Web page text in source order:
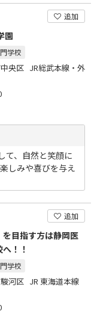
追加
園
学校
央区 JR総武本線・外
て、自然と笑顔に
しみや喜びを与え
追加
を目指す方は静岡医
！！
学校
河区 JR 東海道本線